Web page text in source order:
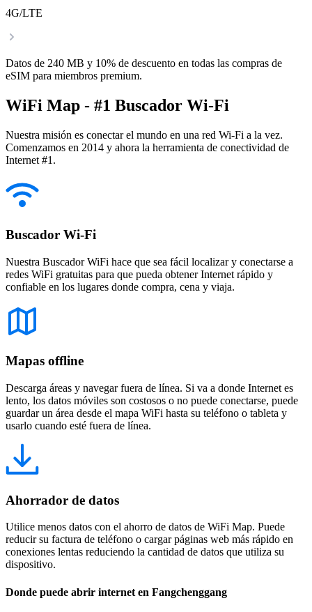
4G/LTE
Datos de 240 MB y 10% de descuento en todas las compras de
eSIM para miembros premium.
WiFi Map - #1 Buscador Wi-Fi
Nuestra misión es conectar el mundo en una red Wi-Fi a la vez.
Comenzamos en 2014 y ahora la herramienta de conectividad de
Internet #1.
Buscador Wi-Fi
Nuestra Buscador WiFi hace que sea fácil localizar y conectarse a
redes WiFi gratuitas para que pueda obtener Internet rápido y
confiable en los lugares donde compra, cena y viaja.
Mapas offline
Descarga áreas y navegar fuera de línea. Si va a donde Internet es
lento, los datos móviles son costosos o no puede conectarse, puede
guardar un área desde el mapa WiFi hasta su teléfono o tableta y
usarlo cuando esté fuera de línea.
Ahorrador de datos
Utilice menos datos con el ahorro de datos de WiFi Map. Puede
reducir su factura de teléfono o cargar páginas web más rápido en
conexiones lentas reduciendo la cantidad de datos que utiliza su
dispositivo.
Donde puede abrir internet en Fangchenggang